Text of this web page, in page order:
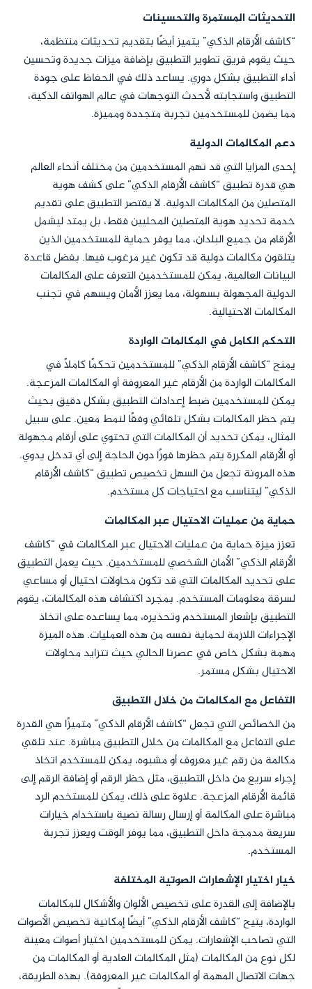
التحديثات المستمرة والتحسينات
“كاشف الأرقام الذكي” يتميز أيضًا بتقديم تحديثات منتظمة،
حيث يقوم فريق تطوير التطبيق بإضافة ميزات جديدة وتحسين
أداء التطبيق بشكل دوري. يساعد ذلك في الحفاظ على جودة
التطبيق واستجابته لأحدث التوجهات في عالم الهواتف الذكية،
مما يضمن للمستخدمين تجربة متجددة ومميزة.
دعم المكالمات الدولية
إحدى المزايا التي قد تهم المستخدمين من مختلف أنحاء العالم
هي قدرة تطبيق “كاشف الأرقام الذكي” على كشف هوية
المتصلين من المكالمات الدولية. لا يقتصر التطبيق على تقديم
خدمة تحديد هوية المتصلين المحليين فقط، بل يمتد ليشمل
الأرقام من جميع البلدان، مما يوفر حماية للمستخدمين الذين
يتلقون مكالمات دولية قد تكون غير مرغوب فيها. بفضل قاعدة
البيانات العالمية، يمكن للمستخدمين التعرف على المكالمات
الدولية المجهولة بسهولة، مما يعزز الأمان ويسهم في تجنب
المكالمات الاحتيالية.
التحكم الكامل في المكالمات الواردة
يمنح “كاشف الأرقام الذكي” للمستخدمين تحكمًا كاملاً في
المكالمات الواردة من الأرقام غير المعروفة أو المكالمات المزعجة.
يمكن للمستخدمين ضبط إعدادات التطبيق بشكل دقيق بحيث
يتم حظر المكالمات بشكل تلقائي وفقًا لنمط معين. على سبيل
المثال، يمكن تحديد أن المكالمات التي تحتوي على أرقام مجهولة
أو الأرقام المكررة يتم حظرها فورًا دون الحاجة إلى أي تدخل يدوي.
هذه المرونة تجعل من السهل تخصيص تطبيق “كاشف الأرقام
الذكي” ليتناسب مع احتياجات كل مستخدم.
حماية من عمليات الاحتيال عبر المكالمات
تعزز ميزة حماية من عمليات الاحتيال عبر المكالمات في “كاشف
الأرقام الذكي” الأمان الشخصي للمستخدمين. حيث يعمل التطبيق
على تحديد المكالمات التي قد تكون محاولات احتيال أو مساعي
لسرقة معلومات المستخدم. بمجرد اكتشاف هذه المكالمات، يقوم
التطبيق بإشعار المستخدم وتحذيره، مما يساعده على اتخاذ
الإجراءات اللازمة لحماية نفسه من هذه العمليات. هذه الميزة
مهمة بشكل خاص في عصرنا الحالي حيث تتزايد محاولات
الاحتيال بشكل مستمر.
التفاعل مع المكالمات من خلال التطبيق
من الخصائص التي تجعل “كاشف الأرقام الذكي” متميزًا هي القدرة
على التفاعل مع المكالمات من خلال التطبيق مباشرة. عند تلقي
مكالمة من رقم غير معروف أو مشبوه، يمكن للمستخدم اتخاذ
إجراء سريع من داخل التطبيق، مثل حظر الرقم أو إضافة الرقم إلى
قائمة الأرقام المزعجة. علاوة على ذلك، يمكن للمستخدم الرد
مباشرة على المكالمة أو إرسال رسالة نصية باستخدام خيارات
سريعة مدمجة داخل التطبيق، مما يوفر الوقت ويعزز تجربة
المستخدم.
خيار اختيار الإشعارات الصوتية المختلفة
بالإضافة إلى القدرة على تخصيص الألوان والأشكال للمكالمات
الواردة، يتيح “كاشف الأرقام الذكي” أيضًا إمكانية تخصيص الأصوات
التي تصاحب الإشعارات. يمكن للمستخدمين اختيار أصوات معينة
لكل نوع من المكالمات (مثل المكالمات العادية أو المكالمات من
جهات الاتصال المهمة أو المكالمات غير المعروفة). بهذه الطريقة،